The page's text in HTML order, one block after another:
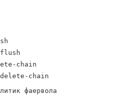
chain
chain
фаервола